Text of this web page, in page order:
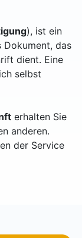
), ist ein
Dokument, das
dient. Eine
selbst
erhalten Sie
anderen.
der Service